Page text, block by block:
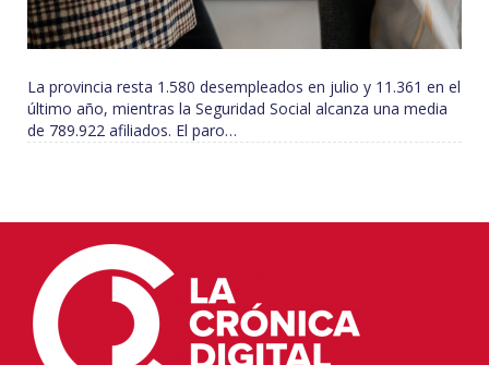
La provincia resta 1.580 desempleados en julio y 11.361 en el
último año, mientras la Seguridad Social alcanza una media
de 789.922 afiliados. El paro…